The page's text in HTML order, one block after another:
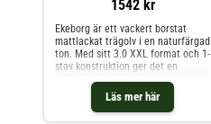
1542 kr
Läs mer här
Ekeborg är ett vackert borstat
mattlackat trägolv i en naturfärgad
ton. Med sitt 3.0 XXL format och 1-
stav konstruktion ger det en
exklusiv känsla i varje rum.